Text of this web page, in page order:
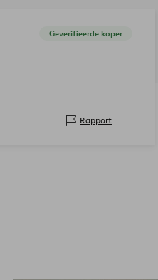
Geverifieerde koper
Rapport